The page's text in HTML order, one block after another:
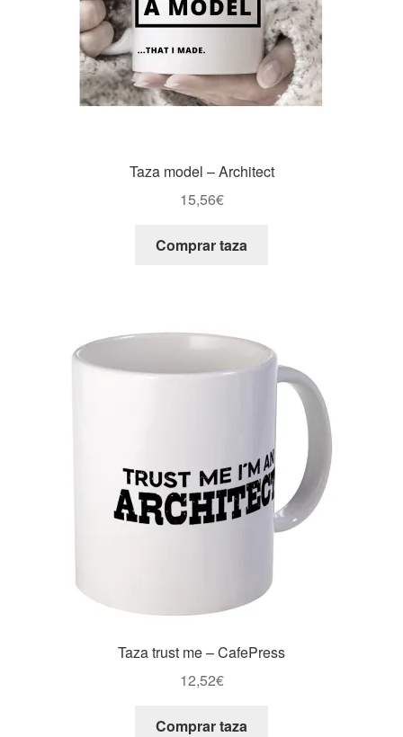
Taza model – Architect
15,56€
Comprar taza
Taza trust me – CafePress
12,52€
Comprar taza